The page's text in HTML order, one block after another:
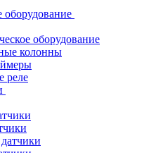
оборудование
оборудование
колонны
реле